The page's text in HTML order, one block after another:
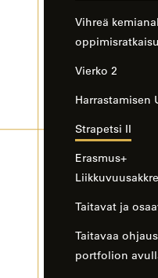
Vihreä
Vierko 2
Harrastamisen
Strapetsi II
Erasmus+
Taitavat ja
Taitavaa
portfolion